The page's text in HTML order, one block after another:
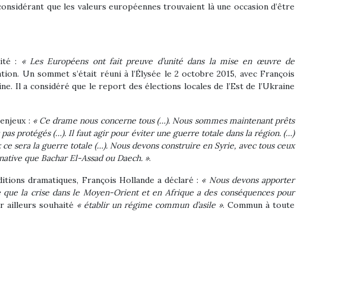
que les valeurs européennes trouvaient là une occasion d’être
: « Les Européens ont fait preuve d’unité dans la mise en œuvre de
Un sommet s’était réuni à l’Élysée le 2 octobre 2015, avec François
Il a considéré que le report des élections locales de l’Est de l’Ukraine
: « Ce drame nous concerne tous (…). Nous sommes maintenant prêts
protégés (…). Il faut agir pour éviter une guerre totale dans la région. (…)
sera la guerre totale (…). Nous devons construire en Syrie, avec tous ceux
que Bachar El-Assad ou Daech. ».
dramatiques, François Hollande a déclaré : « Nous devons apporter
que la crise dans le Moyen-Orient et en Afrique a des conséquences pour
ailleurs souhaité « établir un régime commun d’asile ». Commun à toute